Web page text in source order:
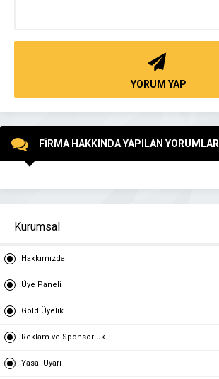
YORUM YAP
FİRMA HAKKINDA YAPILAN YORUMLAR
Kurumsal
Hakkımızda
Üye Paneli
Gold Üyelik
Reklam ve Sponsorluk
Yasal Uyarı